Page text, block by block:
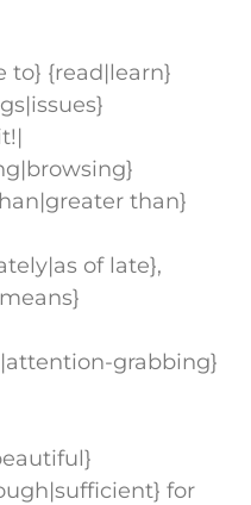
to} {read|learn}
than}
of late},
grabbing}
for